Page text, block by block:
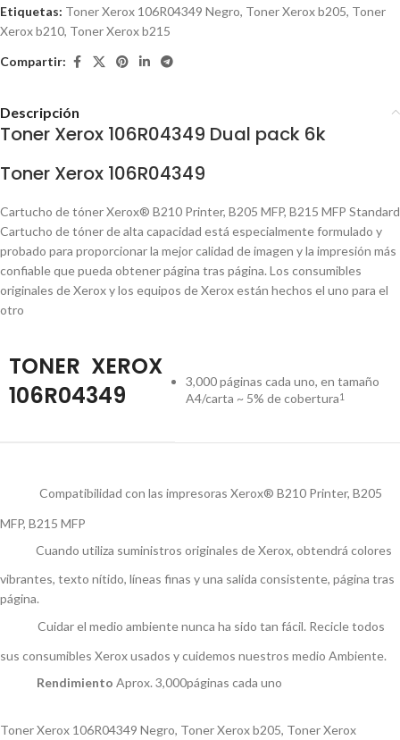
Etiquetas: Toner Xerox 106R04349 Negro, Toner Xerox b205, Toner
Xerox b210, Toner Xerox b215
Compartir:
Descripción
Toner Xerox 106R04349 Dual pack 6k
Toner Xerox 106R04349
Cartucho de tóner Xerox® B210 Printer, B205 MFP, B215 MFP Standard
Cartucho de tóner de alta capacidad está especialmente formulado y
probado para proporcionar la mejor calidad de imagen y la impresión más
confiable que pueda obtener página tras página. Los consumibles
originales de Xerox y los equipos de Xerox están hechos el uno para el
otro
TONER XEROX
106R04349
3,000 páginas cada uno, en tamaño
A4/carta ~ 5% de cobertura1
Compatibilidad con las impresoras Xerox® B210 Printer, B205
MFP, B215 MFP
Cuando utiliza suministros originales de Xerox, obtendrá colores
vibrantes, texto nítido, líneas finas y una salida consistente, página tras
página.
Cuidar el medio ambiente nunca ha sido tan fácil. Recicle todos
sus consumibles Xerox usados y cuidemos nuestros medio Ambiente.
Rendimiento Aprox. 3,000páginas cada uno
Toner Xerox 106R04349 Negro, Toner Xerox b205, Toner Xerox